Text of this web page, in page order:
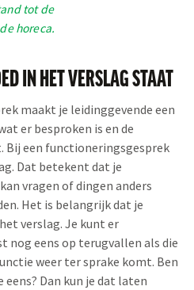
tot de
horeca.
IN HET VERSLAG STAAT
maakt je leidinggevende een
er besproken is en de
Bij een functioneringsgesprek
Dat betekent dat je
vragen of dingen anders
Het is belangrijk dat je
verslag. Je kunt er
nog eens op terugvallen als die
weer ter sprake komt. Ben
Dan kun je dat laten